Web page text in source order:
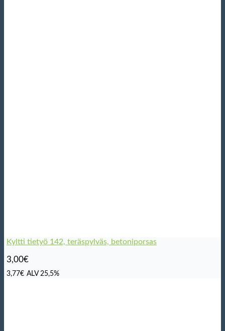
Kyltti tietyö 142, teräspylväs, betoniporsas
3,00€
3,77€ ALV 25,5%